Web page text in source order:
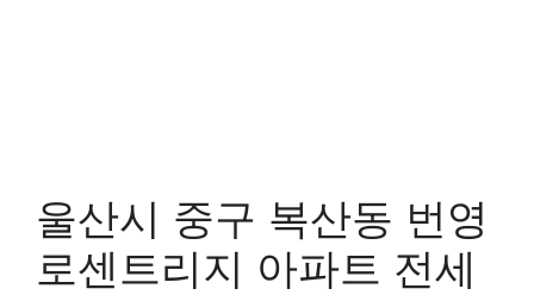
울산시 중구 복산동 번영
로센트리지 아파트 전세